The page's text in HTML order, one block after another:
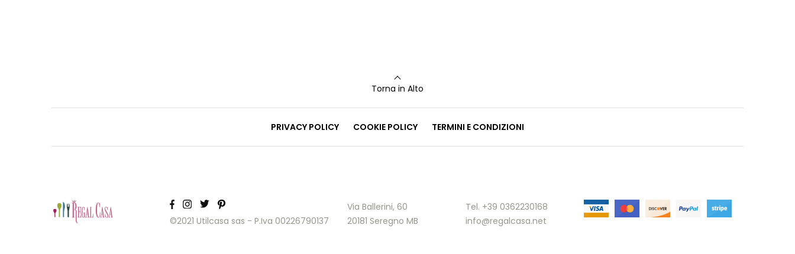
Torna in Alto
PRIVACY POLICY COOKIE POLICY TERMINI E CONDIZIONI
©2021 Utilcasa sas - P.Iva 00226790137
Via Ballerini, 60
20181 Seregno MB
Tel. +39 0362230168
info@regalcasa.net